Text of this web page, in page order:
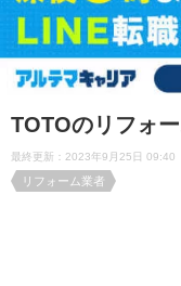
TOTOのリフォ
最終更新：2023年9月25日 09:40
リフォーム業者